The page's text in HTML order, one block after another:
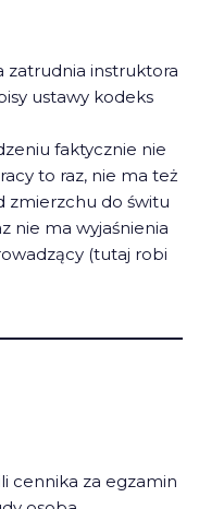
zatrudnia instruktora
ustawy kodeks
faktycznie nie
to raz, nie ma też
zmierzchu do świtu
nie ma wyjaśnienia
(tutaj robi
cennika za egzamin